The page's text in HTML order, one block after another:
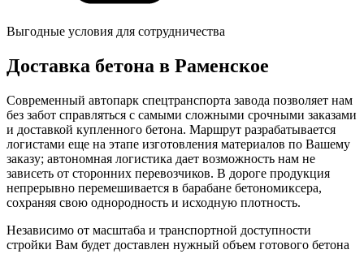
Выгодные условия для сотрудничества
Доставка бетона в Раменское
Современный автопарк спецтранспорта завода позволяет нам
без забот справляться с самыми сложными срочными заказами
и доставкой купленного бетона. Маршрут разрабатывается
логистами еще на этапе изготовления материалов по Вашему
заказу; автономная логистика дает возможность нам не
зависеть от сторонних перевозчиков. В дороге продукция
непрерывно перемешивается в барабане бетономиксера,
сохраняя свою однородность и исходную плотность.
Независимо от масштаба и транспортной доступности
стройки Вам будет доставлен нужный объем готового бетона